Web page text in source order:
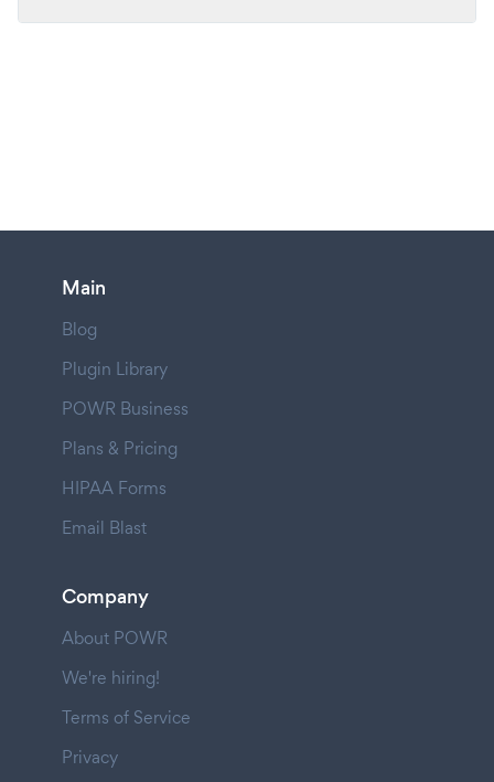
Main
Blog
Plugin Library
POWR Business
Plans & Pricing
HIPAA Forms
Email Blast
Company
About POWR
We're hiring!
Terms of Service
Privacy